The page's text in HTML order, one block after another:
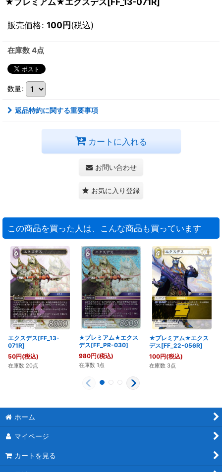
販売価格: 100円(税込)
在庫数 4点
数量:
返品特約に関する重要事項
カートに入れる
お問い合わせ
お気に入り登録
この商品を買った人は、こんな商品も買っています
エクスデス[FF_13-
071R]
50円(税込)
在庫数 20点
★プレミアム★エクス
デス[FF_PR-030]
980円(税込)
在庫数 1点
★プレミアム★エクス
デス[FF_22-056R]
100円(税込)
在庫数 3点
ホーム
マイページ
カートを見る